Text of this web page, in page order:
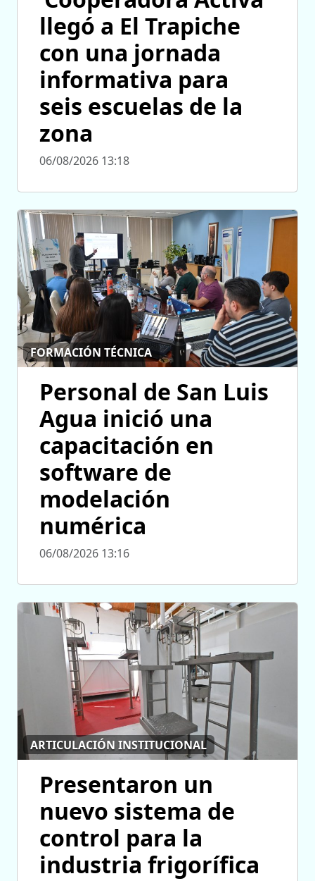
llegó a El Trapiche
con una jornada
informativa para
seis escuelas de la
zona
06/08/2026 13:18
FORMACIÓN TÉCNICA
Personal de San Luis
Agua inició una
capacitación en
software de
modelación
numérica
06/08/2026 13:16
ARTICULACIÓN INSTITUCIONAL
Presentaron un
nuevo sistema de
control para la
industria frigorífica